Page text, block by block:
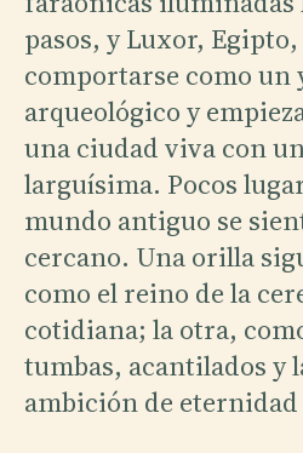
pasos, y Luxor,
comportarse como un
arqueológico y
una ciudad viva con
larguísima. Pocos
mundo antiguo se
cercano. Una orilla
como el reino de la
cotidiana; la otra,
tumbas, acantilados y
ambición de eternidad